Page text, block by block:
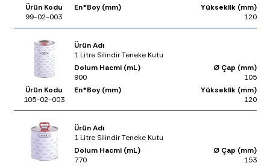
Ürün Kodu
99-02-003
En*Boy (mm)
Yükseklik (mm)
120
Ürün Adı
1 Litre Silindir Teneke Kutu
Dolum Hacmi (mL)
900
Ø Çap (mm)
105
Ürün Kodu
105-02-003
En*Boy (mm)
Yükseklik (mm)
120
Ürün Adı
1 Litre Silindir Teneke Kutu
Dolum Hacmi (mL)
770
Ø Çap (mm)
153